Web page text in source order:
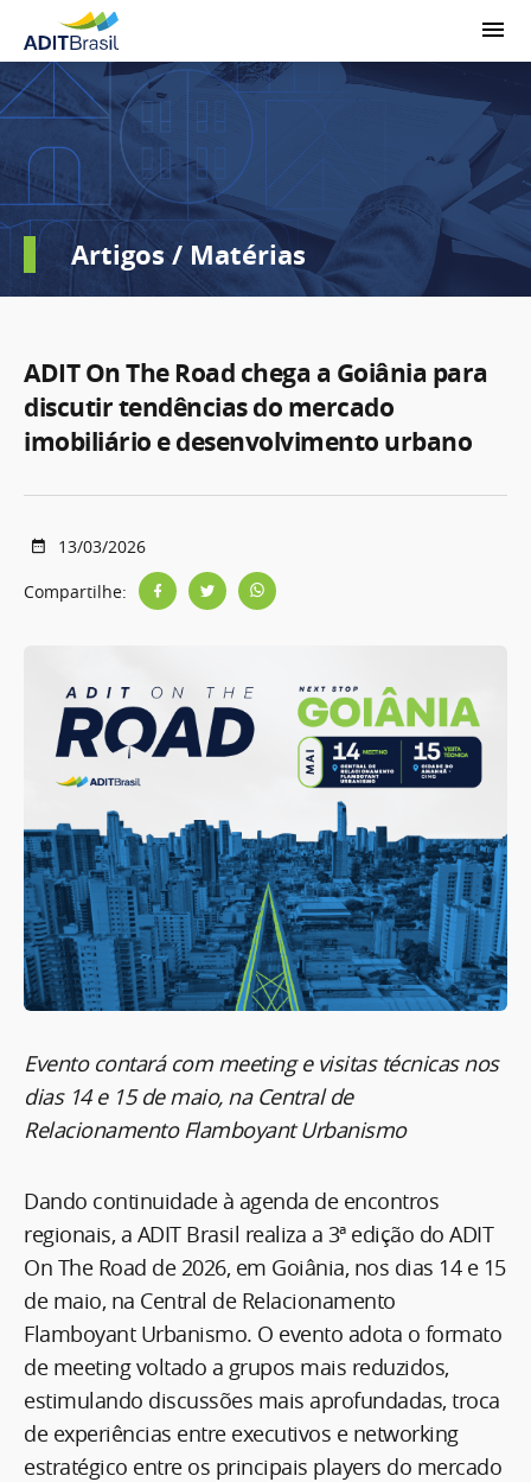
Artigos / Matérias
ADIT On The Road chega a Goiânia para
discutir tendências do mercado
imobiliário e desenvolvimento urbano
13/03/2026
Compartilhe:
Evento contará com meeting e visitas técnicas nos
dias 14 e 15 de maio, na Central de
Relacionamento Flamboyant Urbanismo
Dando continuidade à agenda de encontros
regionais, a ADIT Brasil realiza a 3ª edição do ADIT
On The Road de 2026, em Goiânia, nos dias 14 e 15
de maio, na Central de Relacionamento
Flamboyant Urbanismo. O evento adota o formato
de meeting voltado a grupos mais reduzidos,
estimulando discussões mais aprofundadas, troca
de experiências entre executivos e networking
estratégico entre os principais players do mercado